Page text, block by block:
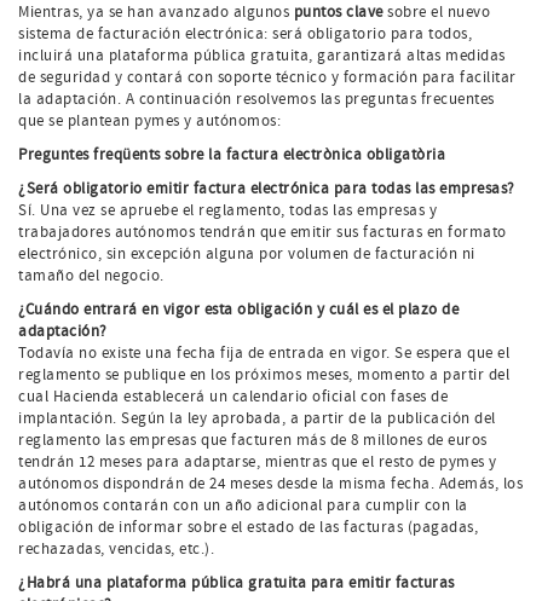
Mientras, ya se han avanzado algunos puntos clavesobre el nuevo
sistema de facturación electrónica: será obligatorio para todos,
incluirá una plataforma pública gratuita, garantizará altas medidas
de seguridad y contará con soporte técnico y formación para facilitar
la adaptación. A continuación resolvemos las preguntas frecuentes
que se plantean pymes y autónomos:
Preguntes freqüents sobre la factura electrònica obligatòria
¿Será obligatorio emitir factura electrónica para todas las empresas?
Sí. Una vez se apruebe el reglamento, todas las empresas y
trabajadores autónomos tendrán que emitir sus facturas en formato
electrónico, sin excepción alguna por volumen de facturación ni
tamaño del negocio.
¿Cuándo entrará en vigor esta obligación y cuál es el plazo de
adaptación?
Todavía no existe una fecha fija de entrada en vigor. Se espera que el
reglamento se publique en los próximos meses, momento a partir del
cual Hacienda establecerá un calendario oficial con fases de
implantación. Según la ley aprobada, a partir de la publicación del
reglamento las empresas que facturen más de 8 millones de euros
tendrán 12 meses para adaptarse, mientras que el resto de pymes y
autónomos dispondrán de 24 meses desde la misma fecha. Además, los
autónomos contarán con un año adicional para cumplir con la
obligación de informar sobre el estado de las facturas (pagadas,
rechazadas, vencidas, etc.).
¿Habrá una plataforma pública gratuita para emitir facturas